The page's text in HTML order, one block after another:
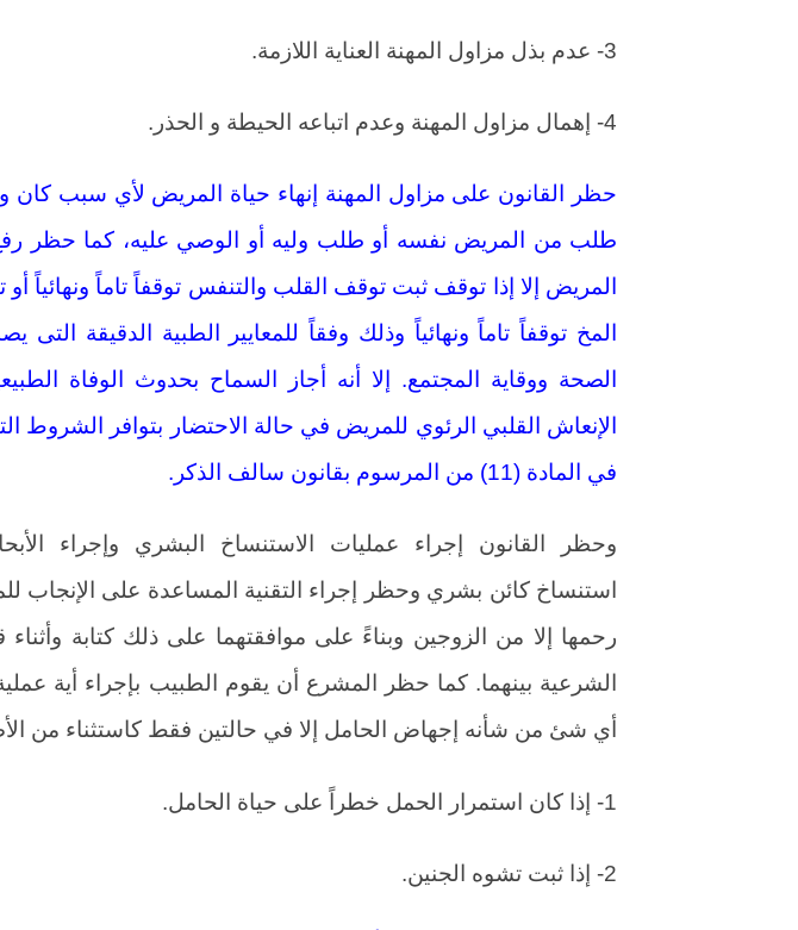
3- عدم بذل مزاول المهنة العناية اللازمة.
4- إهمال مزاول المهنة وعدم اتباعه الحيطة و الحذر.
حظر القانون على مزاول المهنة إنهاء حياة المريض لأي سبب كان
طلب من المريض نفسه أو طلب وليه أو الوصي عليه، كما حظر
المريض إلا إذا توقف ثبت توقف القلب والتنفس توقفاً تاماً ونهائياً
المخ توقفاً تاماً ونهائياً وذلك وفقاً للمعايير الطبية الدقيقة التى
الصحة ووقاية المجتمع. إلا أنه أجاز السماح بحدوث الوفاة
الإنعاش القلبي الرئوي للمريض في حالة الاحتضار بتوافر الشروط
في المادة (11) من المرسوم بقانون سالف الذكر.
وحظر القانون إجراء عمليات الاستنساخ البشري وإجراء
استنساخ كائن بشري وحظر إجراء التقنية المساعدة على الإنجاب
رحمها إلا من الزوجين وبناءً على موافقتهما على ذلك كتابة وأثناء
الشرعية بينهما. كما حظر المشرع أن يقوم الطبيب بإجراء أية
أي شئ من شأنه إجهاض الحامل إلا في حالتين فقط كاستثناء من
1- إذا كان استمرار الحمل خطراً على حياة الحامل.
2- إذا ثبت تشوه الجنين.